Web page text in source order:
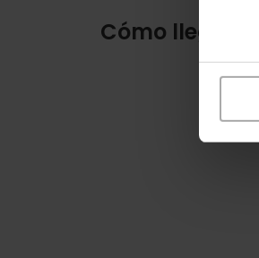
Cómo llegar